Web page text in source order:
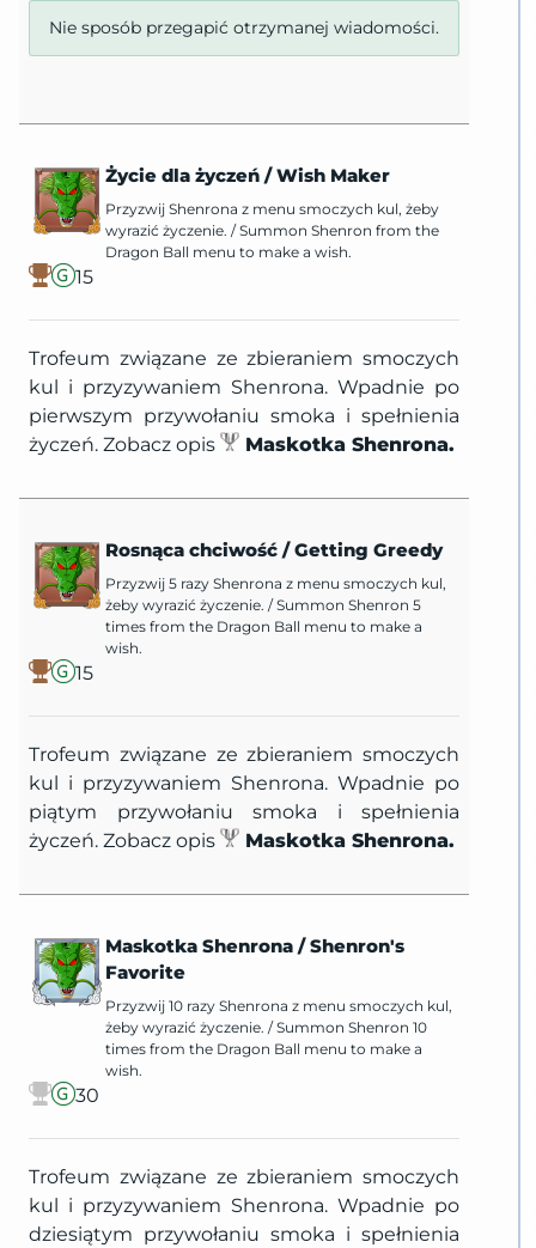
Nie sposób przegapić otrzymanej wiadomości.
15
Życie dla życzeń /Wish Maker
Przyzwij Shenrona z menu smoczych kul, żeby
wyrazić życzenie. /Summon Shenron from the
Dragon Ball menu to make a wish.
Trofeum związane ze zbieraniem smoczych
kul i przyzywaniem Shenrona. Wpadnie po
pierwszym przywołaniu smoka i spełnienia
życzeń. Zobacz opis
Maskotka Shenrona.
15
Rosnąca chciwość /Getting Greedy
Przyzwij 5 razy Shenrona z menu smoczych kul,
żeby wyrazić życzenie. /Summon Shenron 5
times from the Dragon Ball menu to make a
wish.
Trofeum związane ze zbieraniem smoczych
kul i przyzywaniem Shenrona. Wpadnie po
piątym przywołaniu smoka i spełnienia
życzeń. Zobacz opis
Maskotka Shenrona.
30
Maskotka Shenrona /Shenron's
Favorite
Przyzwij 10 razy Shenrona z menu smoczych kul,
żeby wyrazić życzenie. /Summon Shenron 10
times from the Dragon Ball menu to make a
wish.
Trofeum związane ze zbieraniem smoczych
kul i przyzywaniem Shenrona. Wpadnie po
dziesiątym przywołaniu smoka i spełnienia